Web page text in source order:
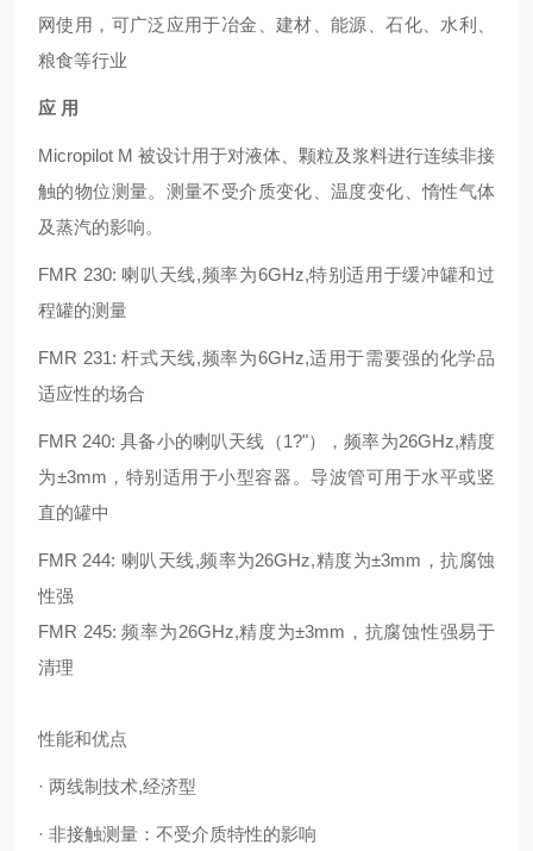
网使用，可广泛应用于冶金、建材、能源、石化、水利、
粮食等行业
应 用
Micropilot M 被设计用于对液体、颗粒及浆料进行连续非接
触的物位测量。测量不受介质变化、温度变化、惰性气体
及蒸汽的影响。
FMR 230: 喇叭天线,频率为6GHz,特别适用于缓冲罐和过
程罐的测量
FMR 231: 杆式天线,频率为6GHz,适用于需要强的化学品
适应性的场合
FMR 240: 具备小的喇叭天线（1?"），频率为26GHz,精度
为±3mm，特别适用于小型容器。导波管可用于水平或竖
直的罐中
FMR 244: 喇叭天线,频率为26GHz,精度为±3mm，抗腐蚀
性强
FMR 245: 频率为26GHz,精度为±3mm，抗腐蚀性强易于
清理
性能和优点
· 两线制技术,经济型
· 非接触测量：不受介质特性的影响